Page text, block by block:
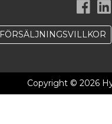
FÖRSÄLJNINGSVILLKOR
Copyright © 2026